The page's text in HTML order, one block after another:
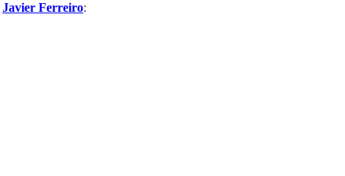
Javier Ferreiro: